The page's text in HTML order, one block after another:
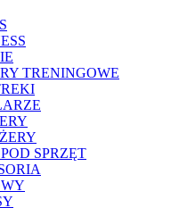
TRENINGOWE
SPRZĘT